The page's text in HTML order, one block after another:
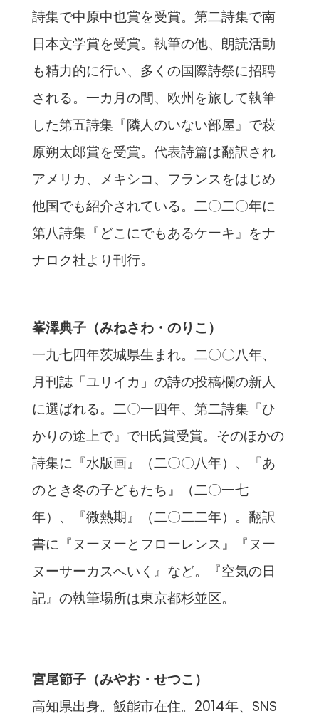
詩集で中原中也賞を受賞。第二詩集で南
日本文学賞を受賞。執筆の他、朗読活動
も精力的に行い、多くの国際詩祭に招聘
される。一カ月の間、欧州を旅して執筆
した第五詩集『隣人のいない部屋』で萩
原朔太郎賞を受賞。代表詩篇は翻訳され
アメリカ、メキシコ、フランスをはじめ
他国でも紹介されている。二〇二〇年に
第八詩集『どこにでもあるケーキ』をナ
ナロク社より刊行。
峯澤典子（みねさわ・のりこ）
一九七四年茨城県生まれ。二〇〇八年、
月刊誌「ユリイカ」の詩の投稿欄の新人
に選ばれる。二〇一四年、第二詩集『ひ
かりの途上で』でH氏賞受賞。そのほかの
詩集に『水版画』（二〇〇八年）、『あ
のとき冬の子どもたち』（二〇一七
年）、『微熱期』（二〇二二年）。翻訳
書に『ヌーヌーとフローレンス』『ヌー
ヌーサーカスへいく』など。『空気の日
記』の執筆場所は東京都杉並区。
宮尾節子（みやお・せつこ）
高知県出身。飯能市在住。2014年、SNS